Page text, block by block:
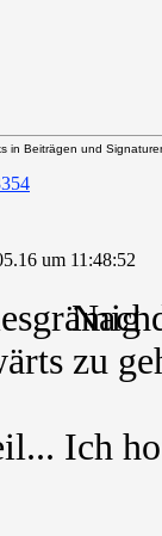
in Beiträgen und
um 11:48:52
zu
Ich